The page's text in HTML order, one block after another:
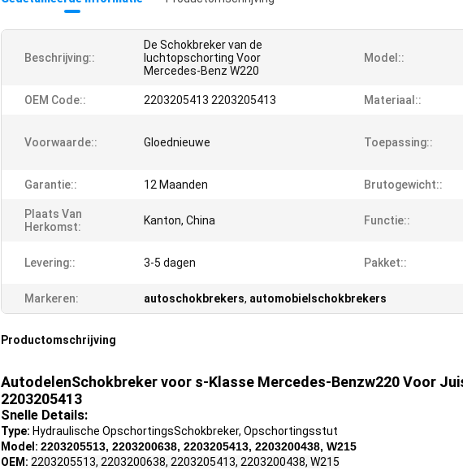
Beschrijving::
De Schokbreker van de
luchtopschorting Voor
Mercedes-Benz W220
Model::
OEM Code:: 2203205413 2203205413 Materiaal::
Voorwaarde:: Gloednieuwe Toepassing::
Garantie:: 12 Maanden Brutogewicht::
Plaats Van
Herkomst:
Kanton, China Functie::
Levering:: 3-5 dagen Pakket::
Markeren: autoschokbrekers, automobielschokbrekers
Productomschrijving
AutodelenSchokbreker voor s-Klasse Mercedes-Benzw220 Voor
2203205413
Snelle Details:
Type: Hydraulische OpschortingsSchokbreker, Opschortingsstut
Model: 2203205513, 2203200638, 2203205413, 2203200438, W215
OEM: 2203205513, 2203200638, 2203205413, 2203200438, W215